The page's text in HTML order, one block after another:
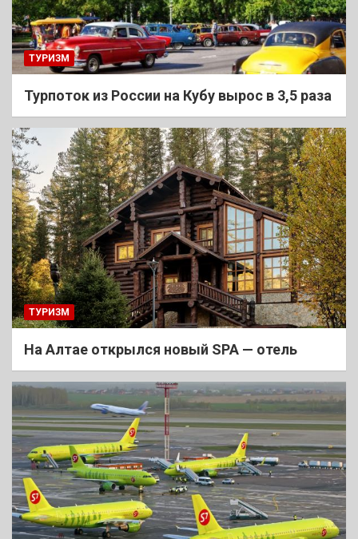
ТУРИЗМ
Турпоток из России на Кубу вырос в 3,5 раза
ТУРИЗМ
На Алтае открылся новый SPA — отель